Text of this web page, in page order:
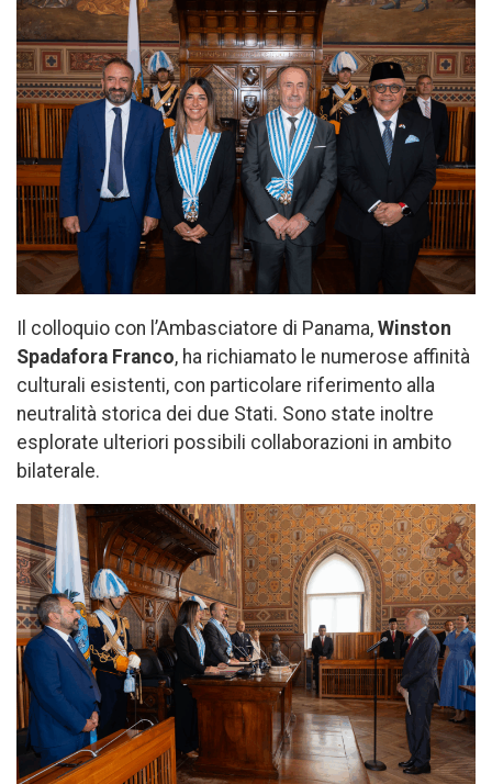
Il colloquio con l’Ambasciatore di Panama, Winston
Spadafora Franco, ha richiamato le numerose affinità
culturali esistenti, con particolare riferimento alla
neutralità storica dei due Stati. Sono state inoltre
esplorate ulteriori possibili collaborazioni in ambito
bilaterale.